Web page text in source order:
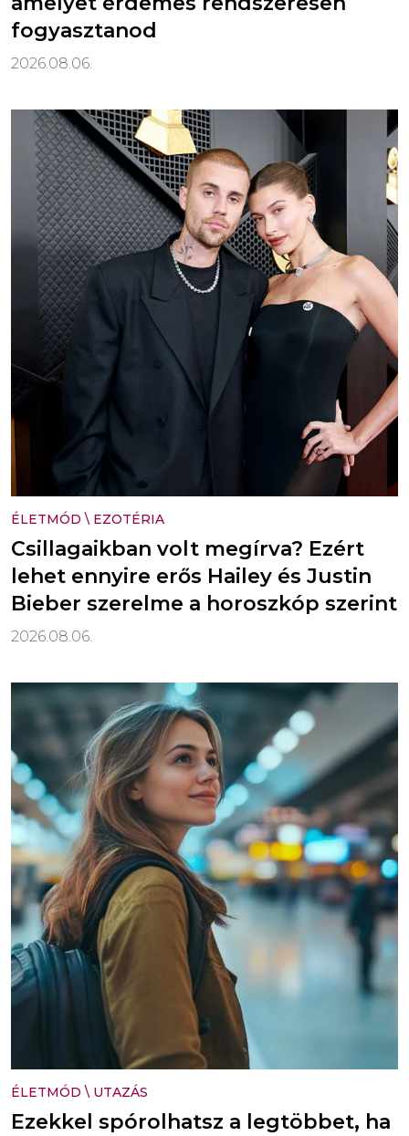
fogyasztanod
2026.08.06.
ÉLETMÓD \ EZOTÉRIA
Csillagaikban volt megírva? Ezért
lehet ennyire erős Hailey és Justin
Bieber szerelme a horoszkóp szerint
2026.08.06.
ÉLETMÓD \ UTAZÁS
Ezekkel spórolhatsz a legtöbbet, ha